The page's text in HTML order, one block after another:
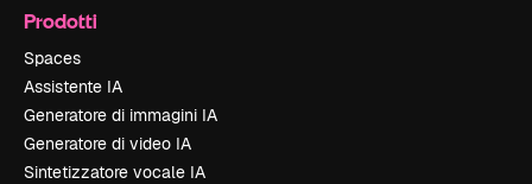
Prodotti
Spaces
Assistente IA
Generatore di immagini IA
Generatore di video IA
Sintetizzatore vocale IA